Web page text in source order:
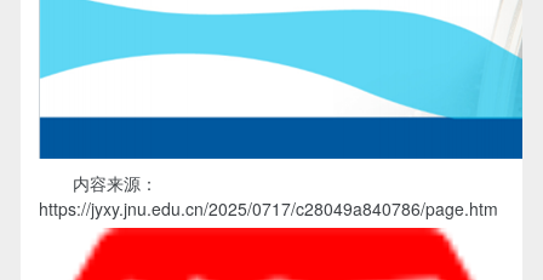
内容来源：
https://jyxy.jnu.edu.cn/2025/0717/c28049a840786/page.htm